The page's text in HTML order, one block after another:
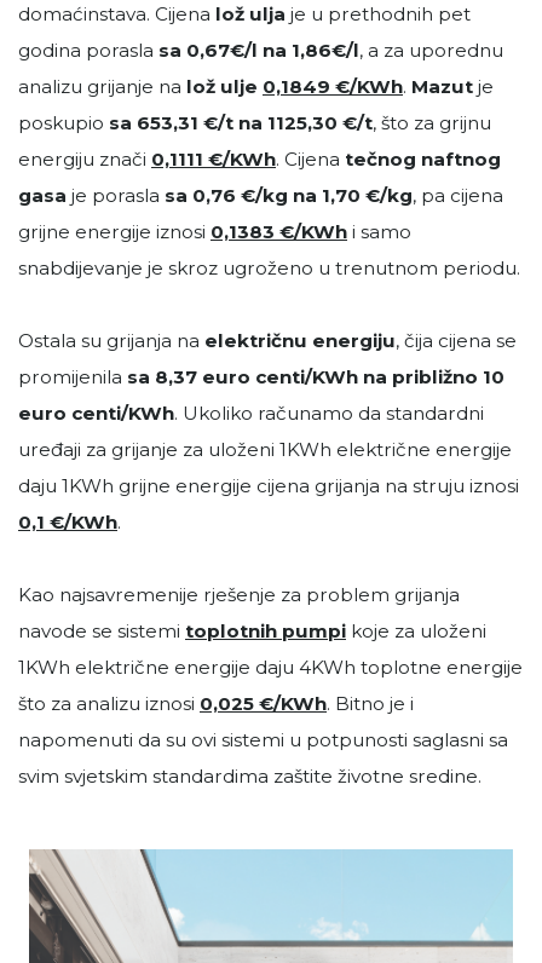
domaćinstava. Cijena lož ulja je u prethodnih pet
godina porasla sa 0,67€/l na 1,86€/l, a za uporednu
analizu grijanje na lož ulje 0,1849 €/KWh. Mazut je
poskupio sa 653,31 €/t na 1125,30 €/t, što za grijnu
energiju znači 0,1111 €/KWh. Cijena tečnog naftnog
gasa je porasla sa 0,76 €/kg na 1,70 €/kg, pa cijena
grijne energije iznosi 0,1383 €/KWh i samo
snabdijevanje je skroz ugroženo u trenutnom periodu.
Ostala su grijanja na električnu energiju, čija cijena se
promijenila sa 8,37 euro centi/KWh na približno 10
euro centi/KWh. Ukoliko računamo da standardni
uređaji za grijanje za uloženi 1KWh električne energije
daju 1KWh grijne energije cijena grijanja na struju iznosi
0,1 €/KWh.
Kao najsavremenije rješenje za problem grijanja
navode se sistemi toplotnih pumpi koje za uloženi
1KWh električne energije daju 4KWh toplotne energije
što za analizu iznosi 0,025 €/KWh. Bitno je i
napomenuti da su ovi sistemi u potpunosti saglasni sa
svim svjetskim standardima zaštite životne sredine.